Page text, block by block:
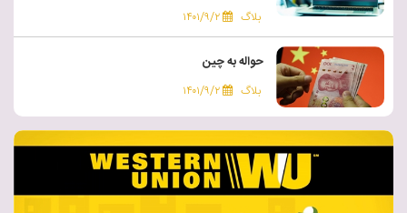
بلاگ ۱۴۰۱/۹/۲
حواله به چین
بلاگ ۱۴۰۱/۹/۲